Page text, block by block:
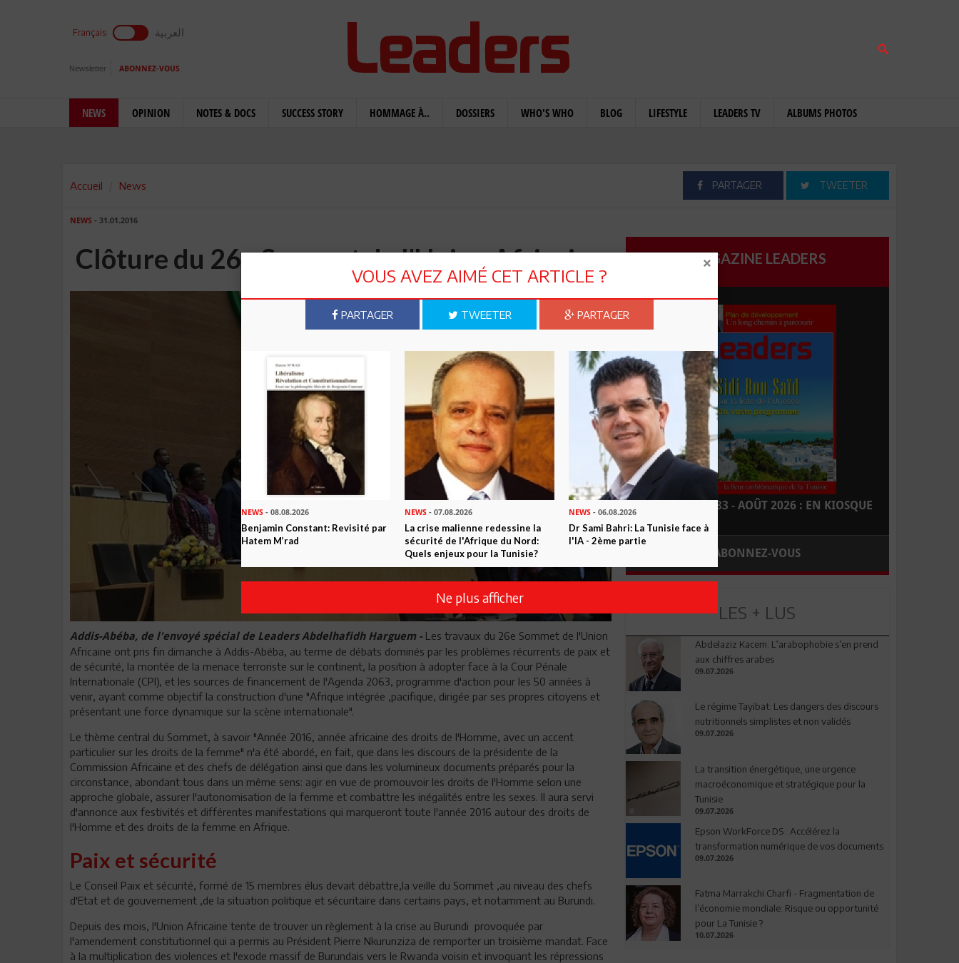
Français العربية
Newsletter ABONNEZ-VOUS
NEWS OPINION NOTES & DOCS SUCCESS STORY HOMMAGE À.. DOSSIERS WHO'S WHO BLOG LIFESTYLE LEADERS TV ALBUMS PHOTOS
Accueil News PARTAGER TWEETER
NEWS - 31.01.2016
Clôture du 26e Sommet de l'Union Africaine
Addis-Abéba, de l'envoyé spécial de Leaders Abdelhafidh Harguem -Les travaux du 26e Sommet de l'Union
Africaine ont pris fin dimanche à Addis-Abéba, au terme de débats dominés par les problèmes récurrents de paix et
de sécurité, la montée de la menace terroriste sur le continent, la position à adopter face à la Cour Pénale
Internationale (CPI), et les sources de financement de l'Agenda 2063, programme d'action pour les 50 années à
venir, ayant comme objectif la construction d'une "Afrique intégrée ,pacifique, dirigée par ses propres citoyens et
présentant une force dynamique sur la scène internationale".
Le thème central du Sommet, à savoir "Année 2016, année africaine des droits de l'Homme, avec un accent
particulier sur les droits de la femme" n'a été abordé, en fait, que dans les discours de la présidente de la
Commission Africaine et des chefs de délégation ainsi que dans les volumineux documents préparés pour la
circonstance, abondant tous dans un même sens: agir en vue de promouvoir les droits de l'Homme selon une
approche globale, assurer l'autonomisation de la femme et combattre les inégalités entre les sexes. Il aura servi
d'annonce aux festivités et différentes manifestations qui marqueront toute l'année 2016 autour des droits de
l'Homme et des droits de la femme en Afrique.
Paix et sécurité
Le Conseil Paix et sécurité, formé de 15 membres élus devait débattre,la veille du Sommet ,au niveau des chefs
d'Etat et de gouvernement ,de la situation politique et sécuritaire dans certains pays, et notamment au Burundi.
Depuis des mois, l'Union Africaine tente de trouver un règlement à la crise au Burundi provoquée par
l'amendement constitutionnel qui a permis au Président Pierre Nkurunziza de remporter un troisième mandat. Face
à la multiplication des violences et l'exode massif de Burundais vers le Rwanda voisin et invoquant les répressions
MAGAZINE LEADERS
LEADERS N° 183 - AOÛT 2026 : EN KIOSQUE
ABONNEZ-VOUS
LES + LUS
Abdelaziz Kacem: L’arabophobie s’en prend
aux chiffres arabes
09.07.2026
Le régime Tayibat: Les dangers des discours
nutritionnels simplistes et non validés
09.07.2026
La transition énergétique, une urgence
macroéconomique et stratégique pour la
Tunisie
09.07.2026
Epson WorkForce DS : Accélérez la
transformation numérique de vos documents
09.07.2026
Fatma Marrakchi Charfi - Fragmentation de
l’économie mondiale: Risque ou opportunité
pour La Tunisie ?
10.07.2026
VOUS AVEZ AIMÉ CET ARTICLE ?
PARTAGER TWEETER PARTAGER
NEWS - 08.08.2026
Benjamin Constant: Revisité par
Hatem M’rad
NEWS - 07.08.2026
La crise malienne redessine la
sécurité de l'Afrique du Nord:
Quels enjeux pour la Tunisie?
NEWS- 06.08.2026
Dr Sami Bahri: La Tunisie face à
l'IA - 2ème partie
Ne plus afficher